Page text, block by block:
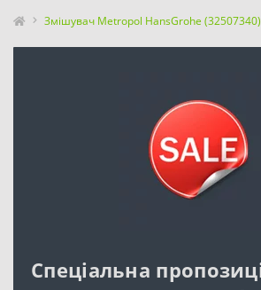
Змішувач Metropol HansGrohe (32507340)
Спеціальна